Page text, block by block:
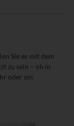
Sie es mit dem
zu sein – ob in
oder am